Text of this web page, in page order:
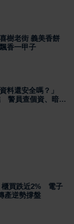
樹老街 義美香餅
香一甲子
料還安全嗎？」
警員查個資、暗網
買跌近2% 電子
產逆勢撐盤